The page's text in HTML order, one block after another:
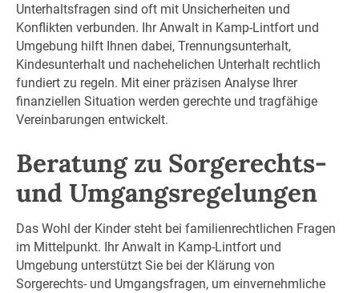
Unterhaltsfragen sind oft mit Unsicherheiten und
Konflikten verbunden. Ihr Anwalt in Kamp-Lintfort und
Umgebung hilft Ihnen dabei, Trennungsunterhalt,
Kindesunterhalt und nachehelichen Unterhalt rechtlich
fundiert zu regeln. Mit einer präzisen Analyse Ihrer
finanziellen Situation werden gerechte und tragfähige
Vereinbarungen entwickelt.
Beratung zu Sorgerechts-
und Umgangsregelungen
Das Wohl der Kinder steht bei familienrechtlichen Fragen
im Mittelpunkt. Ihr Anwalt in Kamp-Lintfort und
Umgebung unterstützt Sie bei der Klärung von
Sorgerechts- und Umgangsfragen, um einvernehmliche